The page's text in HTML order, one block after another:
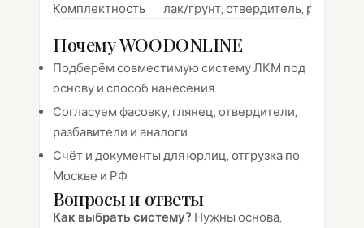
Комплектность
лак/грунт, отвердитель,
Почему WOODONLINE
Подберём совместимую систему ЛКМ под
основу и способ нанесения
Согласуем фасовку, глянец, отвердители,
разбавители и аналоги
Счёт и документы для юрлиц, отгрузка по
Москве и РФ
Вопросы и ответы
Как выбрать систему? Нужны основа,